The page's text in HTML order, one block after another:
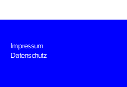
Impressum
Datenschutz